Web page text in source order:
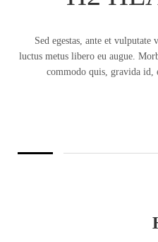
Sed egestas, ante et vulputate
luctus metus libero eu augue.
commodo quis, gravida id,